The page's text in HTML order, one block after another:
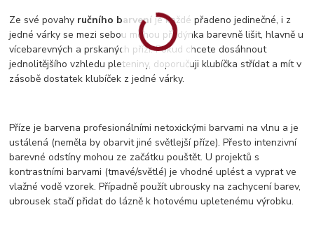
Ze své povahy ručního barvení je každé přadeno jedinečné, i z
jedné várky se mezi sebou mohou přadýnka barevně lišit, hlavně u
vícebarevných a prskaných přízí. Pokud chcete dosáhnout
jednolitějšího vzhledu pleteniny, doporučuji klubíčka střídat a mít v
zásobě dostatek klubíček z jedné várky.
Příze je barvena profesionálními netoxickými barvami na vlnu a je
ustálená (neměla by obarvit jiné světlejší příze). Přesto intenzivní
barevné odstíny mohou ze začátku pouštět. U projektů s
kontrastními barvami (tmavé/světlé) je vhodné uplést a vyprat ve
vlažné vodě vzorek. Případně použít ubrousky na zachycení barev,
ubrousek stačí přidat do lázně k hotovému upletenému výrobku.